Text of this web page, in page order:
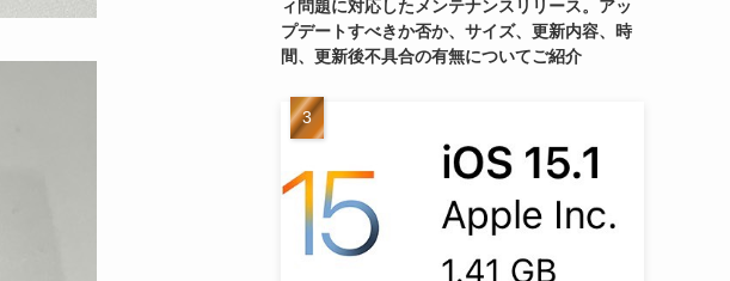
プデートすべきか否か、サイズ、更新内容、時
間、更新後不具合の有無についてご紹介